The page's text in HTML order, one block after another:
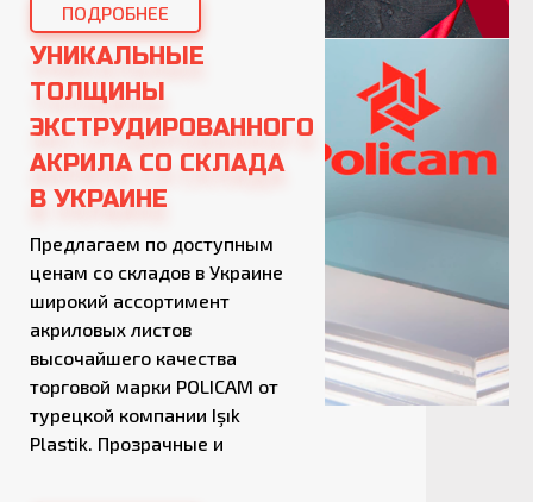
ПОДРОБНЕЕ
УНИКАЛЬНЫЕ
ТОЛЩИНЫ
ЭКСТРУДИРОВАННОГО
АКРИЛА СО СКЛАДА
В УКРАИНЕ
Предлагаем по доступным
ценам со складов в Украине
широкий ассортимент
акриловых листов
высочайшего качества
торговой марки POLICAM от
турецкой компании Işık
Plastik. Прозрачные и